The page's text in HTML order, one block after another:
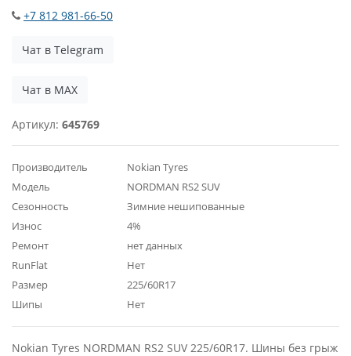
+7 812 981-66-50
Чат в Telegram
Чат в MAX
Артикул: 645769
Производитель
Nokian Tyres
Модель
NORDMAN RS2 SUV
Сезонность
Зимние нешипованные
Износ
4%
Ремонт
нет данных
RunFlat
Нет
Размер
225/60R17
Шипы
Нет
Nokian Tyres NORDMAN RS2 SUV 225/60R17. Шины без грыж